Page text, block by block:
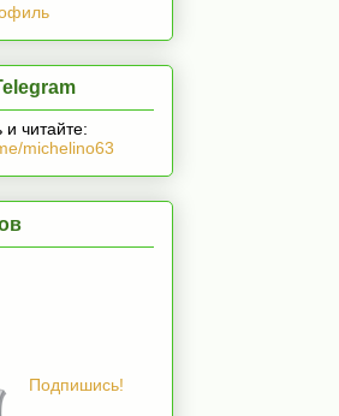
читайте:
michelino63
Подпишись!